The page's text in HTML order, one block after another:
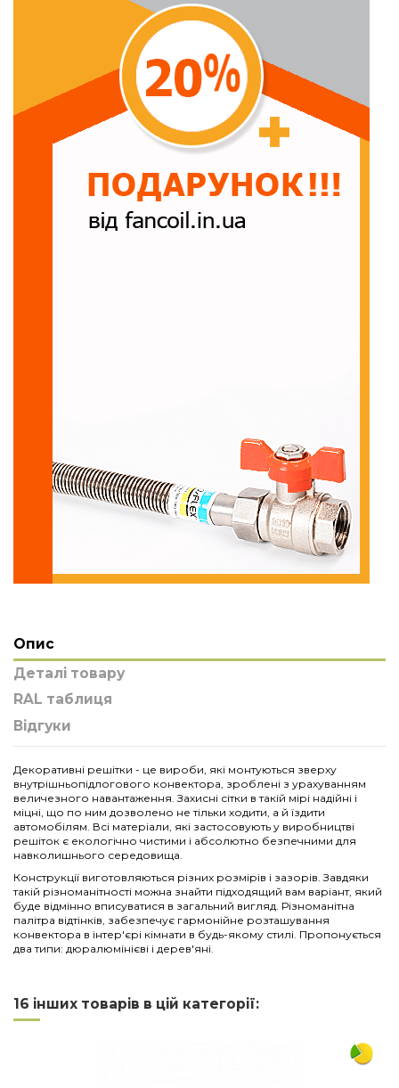
Опис
Деталі товару
RAL таблиця
Відгуки
Декоративні решітки - це вироби, які монтуються зверху
внутрішньопідлогового конвектора, зроблені з урахуванням
величезного навантаження. Захисні сітки в такій мірі надійні і
міцні, що по ним дозволено не тільки ходити, а й їздити
автомобілям. Всі матеріали, які застосовують у виробництві
решіток є екологічно чистими і абсолютно безпечними для
навколишнього середовища.
Конструкції виготовляються різних розмірів і зазорів. Завдяки
такій різноманітності можна знайти підходящий вам варіант, який
буде відмінно вписуватися в загальний вигляд. Різноманітна
палітра відтінків, забезпечує гармонійне розташування
конвектора в інтер'єрі кімнати в будь-якому стилі. Пропонується
два типи: дюралюмінієві і дерев'яні.
Ширина
380
16 інших товарів в цій категорії: